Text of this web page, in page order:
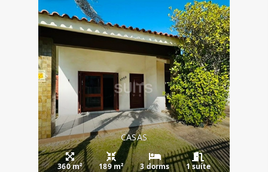
CASAS
360 m² 189 m² 3 dorms 1 suíte